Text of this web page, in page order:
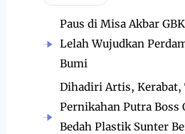
Paus di Misa Akbar
Lelah Wujudkan
Bumi
Dihadiri Artis, Kerabat,
Pernikahan Putra Boss
Bedah Plastik Sunter